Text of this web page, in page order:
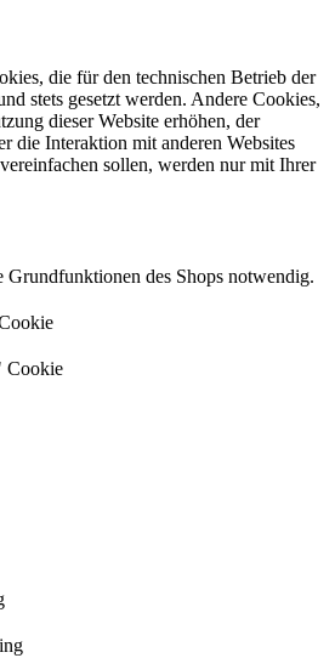
die für den technischen Betrieb der
stets gesetzt werden. Andere Cookies,
dieser Website erhöhen, der
die Interaktion mit anderen Websites
sollen, werden nur mit Ihrer
Grundfunktionen des Shops notwendig.
Cookie